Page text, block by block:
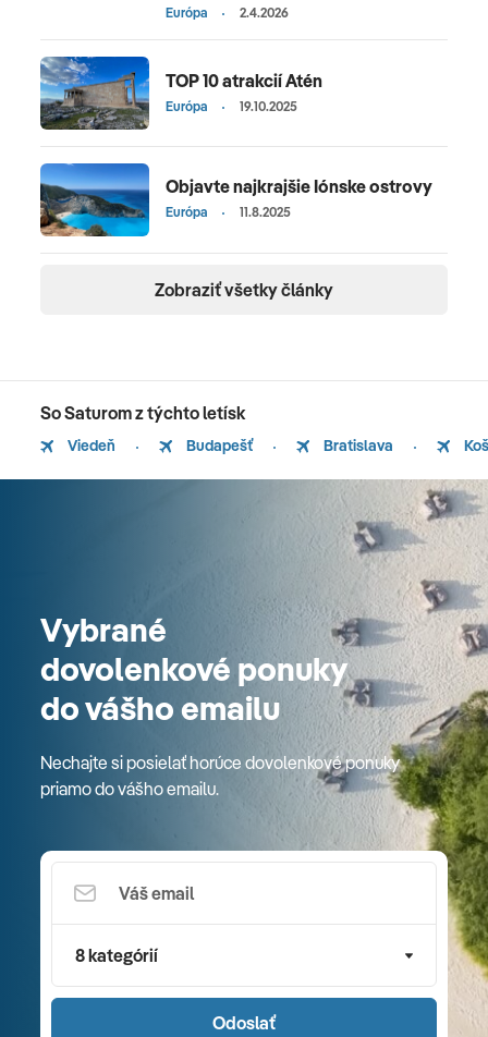
Európa 2.4.2026
TOP 10 atrakcií Atén
Európa 19.10.2025
Objavte najkrajšie Iónske ostrovy
Európa 11.8.2025
Zobraziť všetky články
So Saturom z týchto letísk
Viedeň Budapešť Bratislava
Vybrané
dovolenkové ponuky
do vášho emailu
Nechajte si posielať horúce dovolenkové ponuky
priamo do vášho emailu.
8 kategórií
Odoslať